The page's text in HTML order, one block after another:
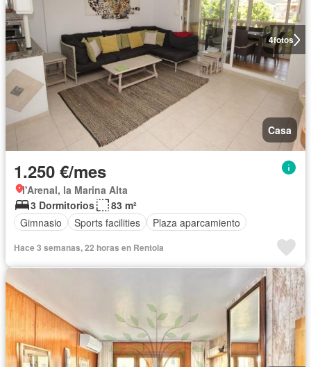
4fotos
Casa
1.250 €/mes
l'Arenal, la Marina Alta
3 Dormitorios
83 m²
Gimnasio
Sports facilities Plaza aparcamiento
Hace 3 semanas, 22 horas en Rentola